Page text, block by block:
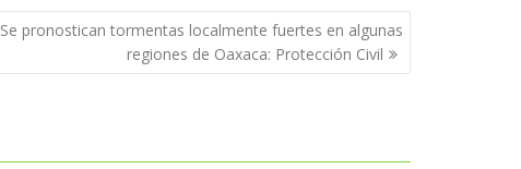
Se pronostican tormentas localmente fuertes en algunas
regiones de Oaxaca: Protección Civil